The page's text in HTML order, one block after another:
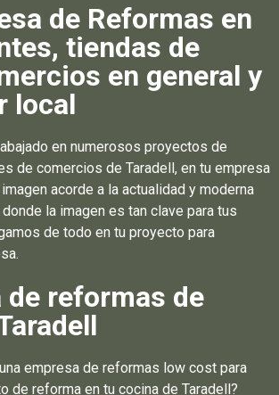
de Reformas en
tiendas de
en general y
local
en numerosos proyectos de
de comercios de Taradell, en tu empresa
acorde a la actualidad y moderna
la imagen es tan clave para tus
de todo en tu proyecto para
de reformas de
empresa de reformas low cost para
de reforma en tu cocina de Taradell?